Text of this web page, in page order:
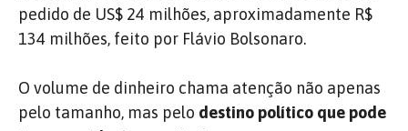
pedido de US$ 24 milhões, aproximadamente R$
134 milhões, feito por Flávio Bolsonaro.
O volume de dinheiro chama atenção não apenas
pelo tamanho, mas pelo destino político que pode